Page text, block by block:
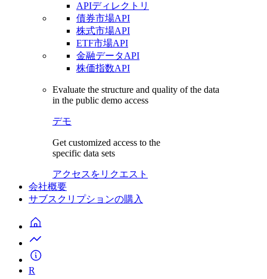
APIディレクトリ
債券市場API
株式市場API
ETF市場API
金融データAPI
株価指数API
Evaluate the structure and quality of the data
in the public demo access
デモ
Get customized access to the
specific data sets
アクセスをリクエスト
会社概要
サブスクリプションの購入
R